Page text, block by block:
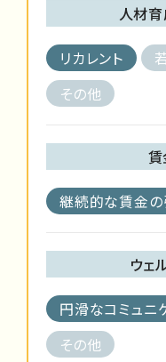
人材育
リカレント
その他
継続的な賃金
ウェ
円滑なコミュニ
その他